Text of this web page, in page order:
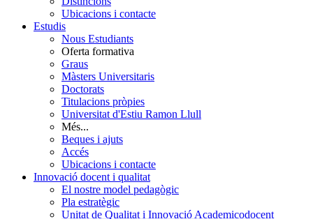
Ubicacions i contacte
Estudis
Nous Estudiants
Oferta formativa
Graus
Màsters Universitaris
Doctorats
Titulacions pròpies
Universitat d'Estiu Ramon Llull
Més...
Beques i ajuts
Accés
Ubicacions i contacte
Innovació docent i qualitat
El nostre model pedagògic
Pla estratègic
Unitat de Qualitat i Innovació Academicodocent